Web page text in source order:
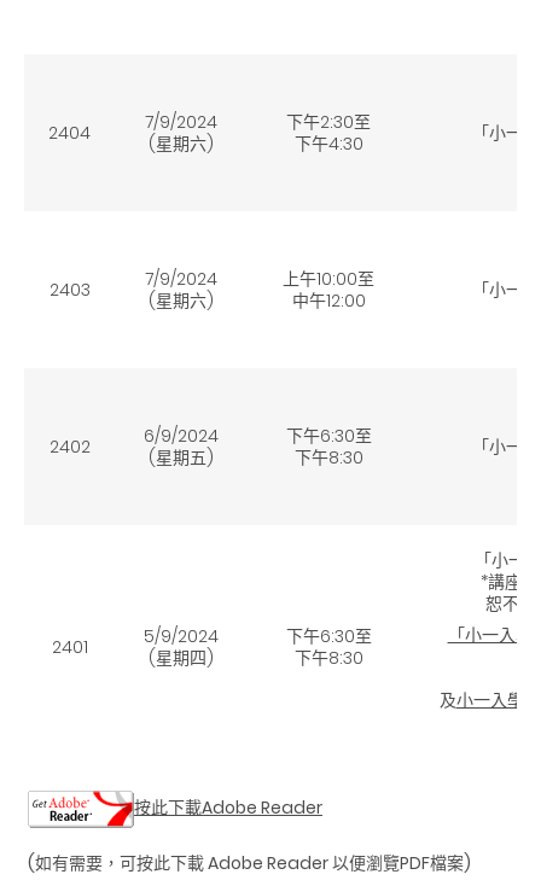
2404
7/9/2024
(星期六)
下午2:30至
下午4:30
「小一
2403
7/9/2024
(星期六)
上午10:00至
中午12:00
「小一
2402
6/9/2024
(星期五)
下午6:30至
下午8:30
「小一
2401
5/9/2024
(星期四)
下午6:30至
下午8:30
「小一
*講座
恕不
「小一入
及小一入學
按此下載Adobe Reader
(如有需要，可按此下載 Adobe Reader 以便瀏覽PDF檔案)